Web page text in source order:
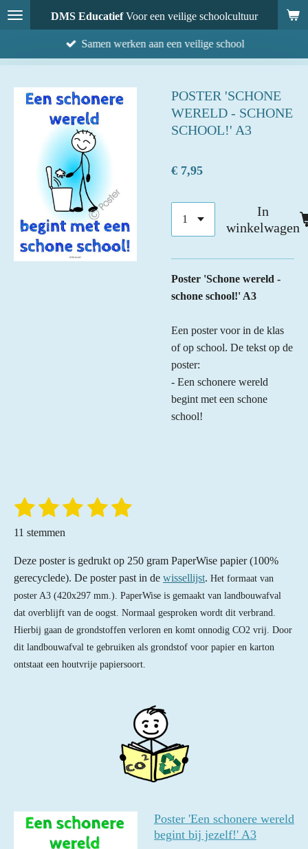
Ga
direct
DMS EducatiefVoor een veilige schoolcultuur
Samen werken aan een veilige school
POSTER 'SCHONE
WERELD - SCHONE
SCHOOL!' A3
€ 7,95
In
winkelwagen
Poster 'Schone wereld -
schone school!' A3
Een poster voor in de klas
of op school. De tekst op de
poster:
- Een schonere wereld
begint met een schone
school!
R
t
i
n
5
s
1
s
t
e
r
2
s
e
r
r
e
n
3
s
e
r
r
e
n
4
t
e
r
r
e
n
5
t
e
r
r
e
n
S
e
n
11 stemmen
Deze poster is gedrukt op 250 gram PaperWise papier (100%
gerecyclede). De poster past in de wissellijst. Het formaat van
poster A3 (420x297 mm.). PaperWise is gemaakt van landbouwafval
dat overblijft van de oogst. Normaal gesproken wordt dit verbrand.
Hierbij gaan de grondstoffen verloren en komt onnodig CO2 vrij. Door
dit landbouwafval te gebruiken als grondstof voor papier en karton
ontstaat een houtvrije papiersoort.
Poster 'Een schonere wereld
begint bij jezelf!' A3